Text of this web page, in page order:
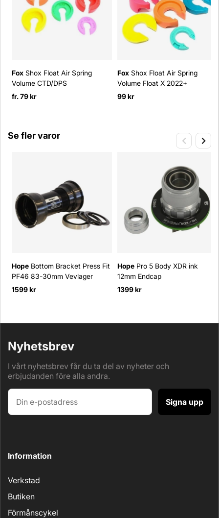
Fox Shox Float Air Spring
Volume CTD/DPS
fr. 79 kr
Fox Shox Float Air Spring
Volume Float X 2022+
99 kr
Se fler varor
Hope Bottom Bracket Press Fit
PF46 83-30mm Vevlager
1599 kr
Hope Pro 5 Body XDR ink
12mm Endcap
1399 kr
Nyhetsbrev
I vårt nyhetsbrev får du ta del av nyheter och
erbjudanden före alla andra.
Signa upp
Information
Verkstad
Butiken
Förmånscykel